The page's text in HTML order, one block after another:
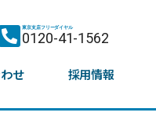
東京支店フリーダイヤル
0120-41-1562
せ 採用情報